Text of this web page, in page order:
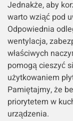
Jednakże, aby
warto wziąć pod
Odpowiednia
wentylacja,
właściwych
pomogą cieszyć
użytkowaniem
Pamiętajmy, że
priorytetem w
urządzenia.